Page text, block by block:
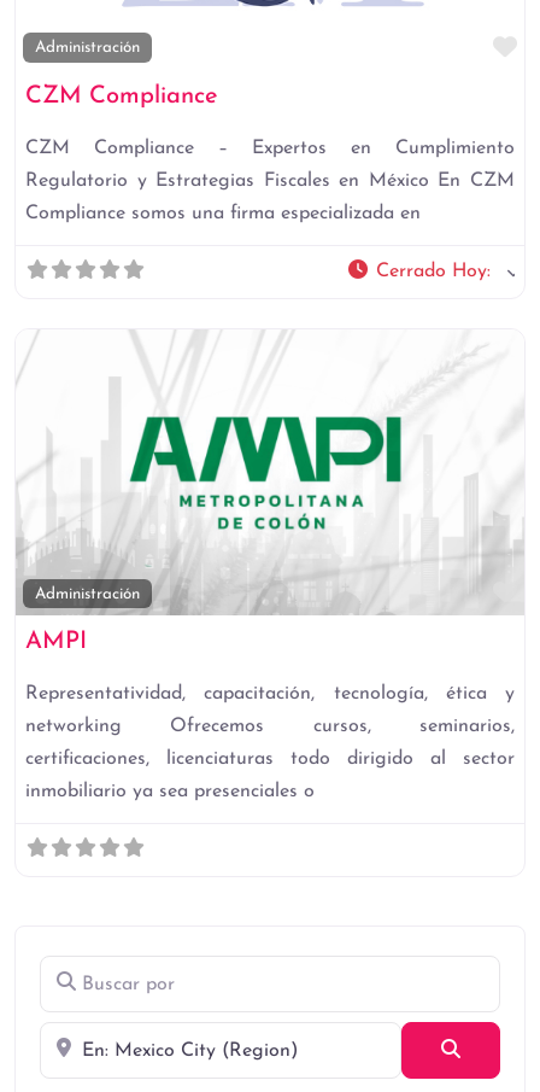
Buscar por
Cerca
Administración
CZM Compliance
CZM Compliance – Expertos en Cumplimiento
Regulatorio y Estrategias Fiscales en México En CZM
Compliance somos una firma especializada en
Cerrado Hoy:
Administración
AMPI
Representatividad, capacitación, tecnología, ética y
networking Ofrecemos cursos, seminarios,
certificaciones, licenciaturas todo dirigido al sector
inmobiliario ya sea presenciales o